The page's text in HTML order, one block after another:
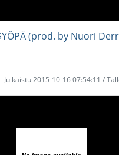
(prod. by Nuori
Julkaistu 2015-10-16 07:54:11 /